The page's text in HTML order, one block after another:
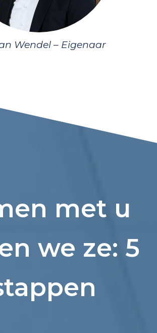
Wendel – Eigenaar
met u
we ze: 5